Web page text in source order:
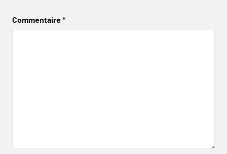
Commentaire*